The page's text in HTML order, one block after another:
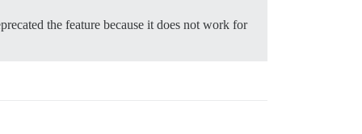
the feature because it does not work for